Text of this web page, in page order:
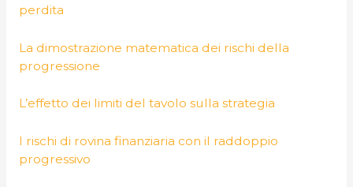
perdita
La dimostrazione matematica dei rischi della
progressione
L’effetto dei limiti del tavolo sulla strategia
I rischi di rovina finanziaria con il raddoppio
progressivo